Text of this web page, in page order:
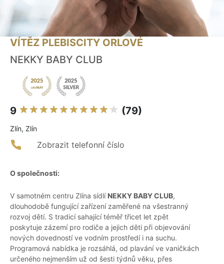
VÍTĚZ PLEBISCITY ORLOVÉ
NEKKY BABY CLUB
9 (79)
Zlín, Zlín
Zobrazit telefonní číslo
O společnosti:
V samotném centru Zlína sídlí NEKKY BABY CLUB,
dlouhodobě fungující zařízení zaměřené na všestranný
rozvoj dětí. S tradicí sahající téměř třicet let zpět
poskytuje zázemí pro rodiče a jejich děti při objevování
nových dovedností ve vodním prostředí i na suchu.
Programová nabídka je rozsáhlá, od plavání ve vaničkách
určeného nejmenším už od šesti týdnů věku, přes